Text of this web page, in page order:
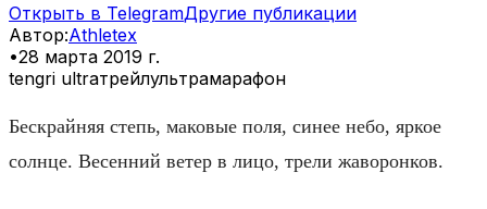
Открыть в TelegramДругие публикации
Автор:Athletex
•28 марта 2019 г.
tengri ultraтрейлультрамарафон
Бескрайняя степь, маковые поля, синее небо, яркое
солнце. Весенний ветер в лицо, трели жаворонков.